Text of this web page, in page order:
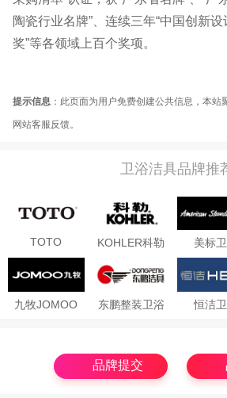
陶瓷行业名牌”、连续三年“中国创新
奖”等各领域上百个奖项。
提示信息 ：此页面为用户免费创建公共信息，本
网站客服反馈。
卫浴洁具品牌推
TOTO KOHLER科勒 美标
九牧JOMOO 东鹏整装卫浴 恒洁
品牌提交